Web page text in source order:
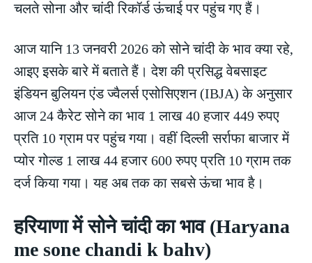
चलते सोना और चांदी रिकॉर्ड ऊंचाई पर पहुंच गए हैं।
आज यानि 13 जनवरी 2026 को सोने चांदी के भाव क्या रहे,
आइए इसके बारे में बताते हैं। देश की प्रसिद्ध वेबसाइट
इंडियन बुलियन एंड ज्वैलर्स एसोसिएशन (IBJA) के अनुसार
आज 24 कैरेट सोने का भाव 1 लाख 40 हजार 449 रुपए
प्रति 10 ग्राम पर पहुंच गया। वहीं दिल्ली सर्राफा बाजार में
प्योर गोल्ड 1 लाख 44 हजार 600 रुपए प्रति 10 ग्राम तक
दर्ज किया गया। यह अब तक का सबसे ऊंचा भाव है।
हरियाणा में सोने चांदी का भाव (Haryana
me sone chandi k bahv)